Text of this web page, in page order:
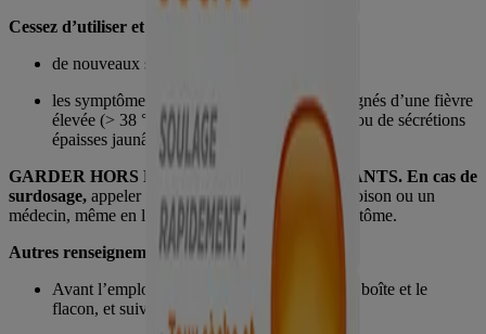
Cessez d’utiliser et consultez un médecin si
de nouveaux symptômes apparaissent
les symptômes s’aggravent ou sont accompagnés d’une fièvre
élevée (> 38 °C), d’un mal de tête persistant ou de sécrétions
épaisses jaunâtres/vertes
GARDER HORS DE LA PORTÉE DES ENFANTS. En cas de
surdosage, appeler immédiatement un centre antipoison ou un
médecin, même en l’absence de tout signe ou symptôme.
Autres renseignements
Avant l’emploi, lire toute l’information sur la boîte et le
flacon, et suivre le mode d’emploi